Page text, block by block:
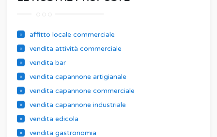
affitto locale commerciale
vendita attività commerciale
vendita bar
vendita capannone artigianale
vendita capannone commerciale
vendita capannone industriale
vendita edicola
vendita gastronomia